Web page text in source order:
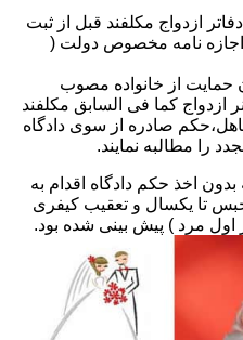
قانون مدنی،دفاتر ازدواج مکلفند قبل از ثبت
اجازه نامه مخصوص دولت (
عدم نسخ ماده ۱۶ قانون حمایت از خانواده مصوب
ازدواج کما فی السابق مکلفند
صادره از سوی دادگاه
را مطالبه نمایند.
اخذ حکم دادگاه اقدام به
تا یکسال و تعقیب کیفری
مرد ) پیش بینی شده بود.